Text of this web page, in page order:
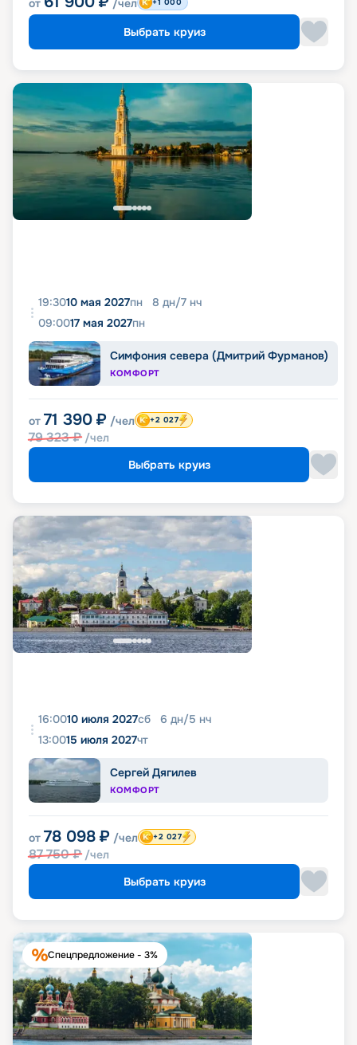
от /чел
Выбрать круиз
19:3010 мая 2027пн 8 дн/7 нч
09:0017 мая 2027пн
Симфония севера (Дмитрий Фурманов)
КОМФОРТ
от 71 390 ₽ /чел
79 323₽ /чел
+2 027
Выбрать круиз
16:0010 июля 2027сб 6 дн/5 нч
13:0015 июля 2027чт
Сергей Дягилев
КОМФОРТ
от 78 098 ₽ /чел
87 750₽ /чел
+2 027
Выбрать круиз
Спецпредложение - 3%